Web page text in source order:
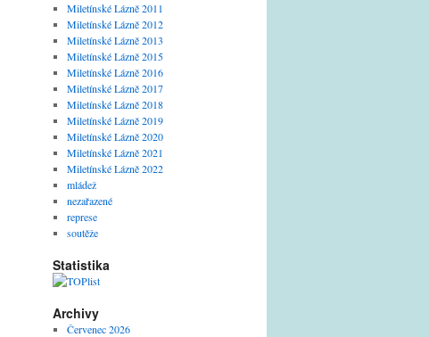
Miletínské Lázně 2011
Miletínské Lázně 2012
Miletínské Lázně 2013
Miletínské Lázně 2015
Miletínské Lázně 2016
Miletínské Lázně 2017
Miletínské Lázně 2018
Miletínské Lázně 2019
Miletínské Lázně 2020
Miletínské Lázně 2021
Miletínské Lázně 2022
mládež
nezařazené
represe
soutěže
Statistika
Archivy
Červenec 2026